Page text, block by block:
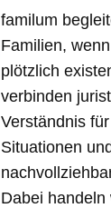
familum
Familien,
plötzlich
verbinden
Verständnis
Situationen
Dabei